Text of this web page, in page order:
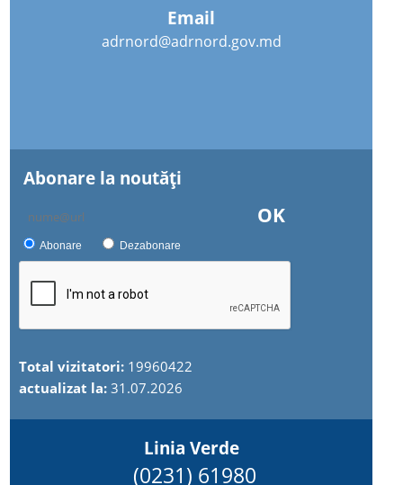
Email
adrnord@adrnord.gov.md
Abonare la noutăţi
OK
Abonare Dezabonare
Total vizitatori: 19960422
actualizat la:31.07.2026
Linia Verde
(0231) 61980